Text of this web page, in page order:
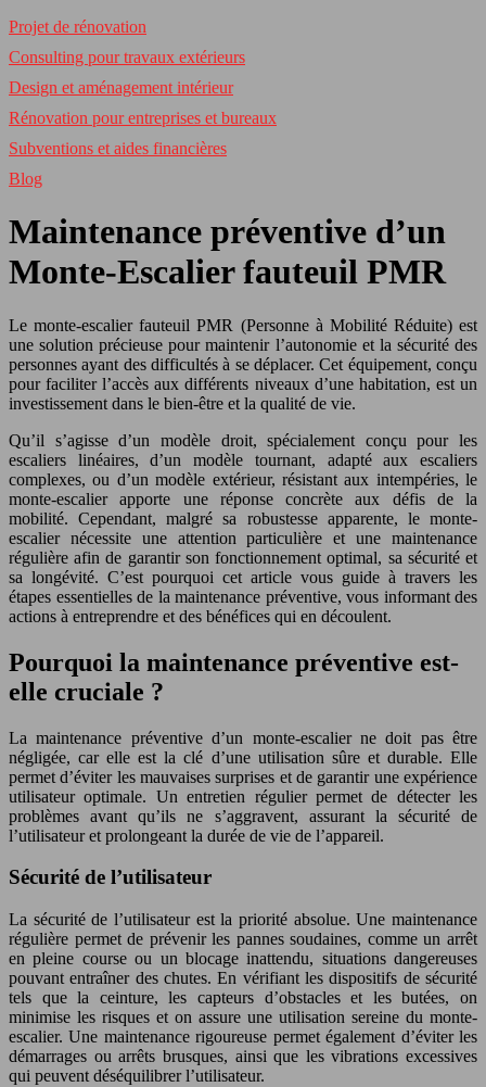
Projet de rénovation
Consulting pour travaux extérieurs
Design et aménagement intérieur
Rénovation pour entreprises et bureaux
Subventions et aides financières
Blog
Maintenance préventive d’un
Monte-Escalier fauteuil PMR
Le monte-escalier fauteuil PMR (Personne à Mobilité Réduite) est
une solution précieuse pour maintenir l’autonomie et la sécurité des
personnes ayant des difficultés à se déplacer. Cet équipement, conçu
pour faciliter l’accès aux différents niveaux d’une habitation, est un
investissement dans le bien-être et la qualité de vie.
Qu’il s’agisse d’un modèle droit, spécialement conçu pour les
escaliers linéaires, d’un modèle tournant, adapté aux escaliers
complexes, ou d’un modèle extérieur, résistant aux intempéries, le
monte-escalier apporte une réponse concrète aux défis de la
mobilité. Cependant, malgré sa robustesse apparente, le monte-
escalier nécessite une attention particulière et une maintenance
régulière afin de garantir son fonctionnement optimal, sa sécurité et
sa longévité. C’est pourquoi cet article vous guide à travers les
étapes essentielles de la maintenance préventive, vous informant des
actions à entreprendre et des bénéfices qui en découlent.
Pourquoi la maintenance préventive est-
elle cruciale ?
La maintenance préventive d’un monte-escalier ne doit pas être
négligée, car elle est la clé d’une utilisation sûre et durable. Elle
permet d’éviter les mauvaises surprises et de garantir une expérience
utilisateur optimale. Un entretien régulier permet de détecter les
problèmes avant qu’ils ne s’aggravent, assurant la sécurité de
l’utilisateur et prolongeant la durée de vie de l’appareil.
Sécurité de l’utilisateur
La sécurité de l’utilisateur est la priorité absolue. Une maintenance
régulière permet de prévenir les pannes soudaines, comme un arrêt
en pleine course ou un blocage inattendu, situations dangereuses
pouvant entraîner des chutes. En vérifiant les dispositifs de sécurité
tels que la ceinture, les capteurs d’obstacles et les butées, on
minimise les risques et on assure une utilisation sereine du monte-
escalier. Une maintenance rigoureuse permet également d’éviter les
démarrages ou arrêts brusques, ainsi que les vibrations excessives
qui peuvent déséquilibrer l’utilisateur.